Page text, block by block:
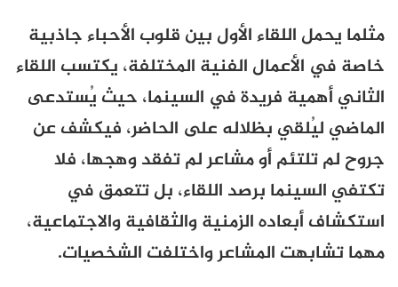
مثلما يحمل اللقاء الأول بين قلوب الأحباء جاذبية
خاصة في الأعمال الفنية المختلفة، يكتسب اللقاء
الثاني أهمية فريدة في السينما، حيث يُستدعى
الماضي ليُلقي بظلاله على الحاضر، فيكشف عن
جروح لم تلتئم أو مشاعر لم تفقد وهجها، فلا
تكتفي السينما برصد اللقاء، بل تتعمق في
استكشاف أبعاده الزمنية والثقافية والاجتماعية،
مهما تشابهت المشاعر واختلفت الشخصيات.